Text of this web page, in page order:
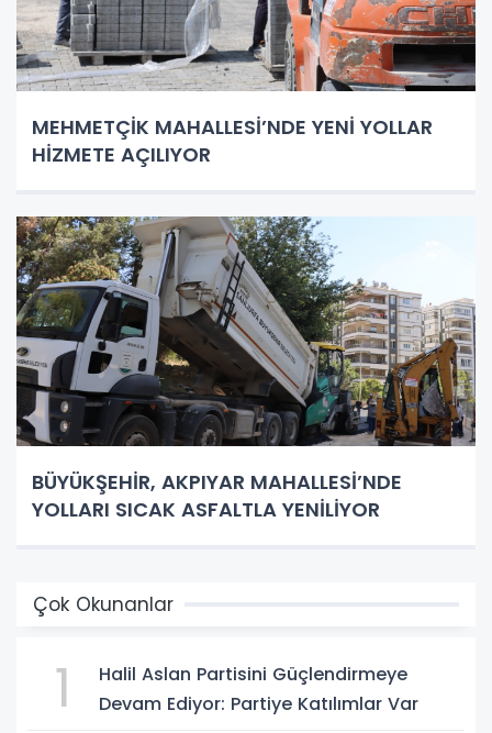
MEHMETÇİK MAHALLESİ’NDE YENİ YOLLAR
HİZMETE AÇILIYOR
BÜYÜKŞEHİR, AKPIYAR MAHALLESİ’NDE
YOLLARI SICAK ASFALTLA YENİLİYOR
Çok Okunanlar
1
Halil Aslan Partisini Güçlendirmeye
Devam Ediyor: Partiye Katılımlar Var